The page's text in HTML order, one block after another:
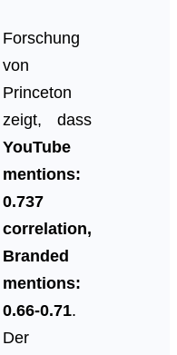
Forschung
von
Princeton
zeigt, dass
YouTube
mentions:
0.737
correlation,
Branded
mentions:
0.66-0.71.
Der